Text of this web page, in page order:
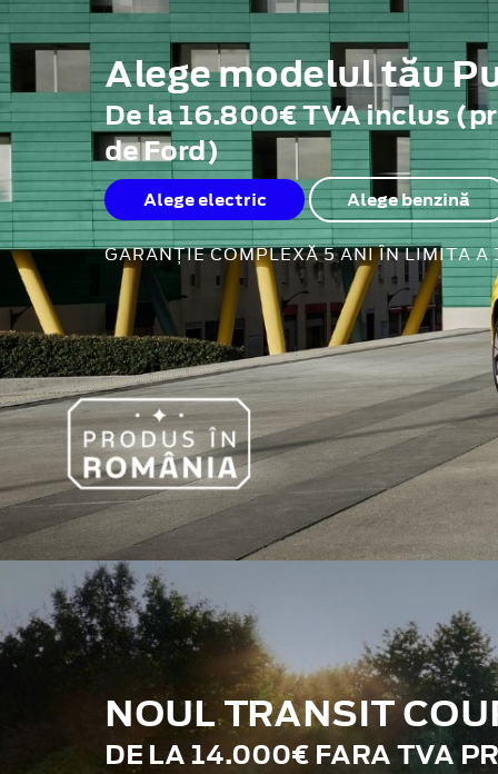
Alege modelul tău
De la 16.800€ TVA inclus
de Ford)
Alege electric Alege benzină
GARANȚIE COMPLEXĂ 5 ANI ÎN LIMITA
NOUL TRANSIT
DE LA 14.000€ FARA TVA